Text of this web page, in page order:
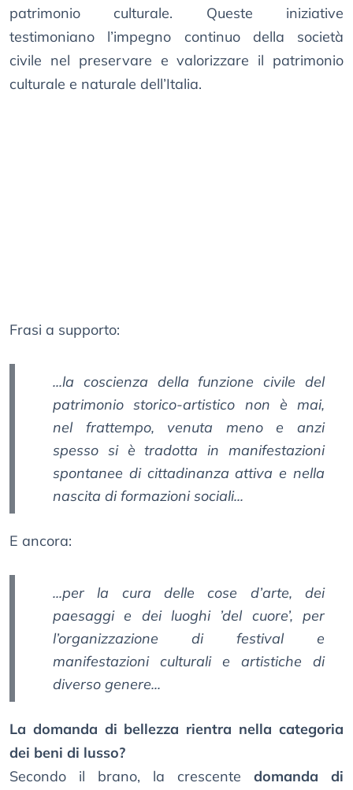
patrimonio culturale. Queste iniziative
testimoniano l’impegno continuo della società
civile nel preservare e valorizzare il patrimonio
culturale e naturale dell’Italia.
Frasi a supporto:
...la coscienza della funzione civile del
patrimonio storico-artistico non è mai,
nel frattempo, venuta meno e anzi
spesso si è tradotta in manifestazioni
spontanee di cittadinanza attiva e nella
nascita di formazioni sociali...
E ancora:
...per la cura delle cose d’arte, dei
paesaggi e dei luoghi ’del cuore’, per
l’organizzazione di festival e
manifestazioni culturali e artistiche di
diverso genere...
La domanda di bellezza rientra nella categoria
dei beni di lusso?
Secondo il brano, la crescente domanda di